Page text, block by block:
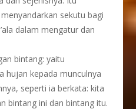
sekutu bagi
dalam mengatur dan
bintang: yaitu
hujan kepada munculnya
seperti ia berkata: kita
bintang ini dan bintang itu.